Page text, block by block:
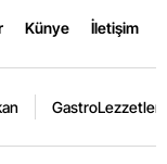
Künye İletişim
GastroLezzetler